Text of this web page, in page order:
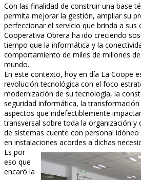
Con las finalidad de construir una base
permita mejorar la gestión, ampliar su
perfeccionar el servicio que brinda a sus
Cooperativa Obrera ha ido creciendo
tiempo que la informática y la
comportamiento de miles de millones
mundo.
En este contexto, hoy en día La Coope
revolución tecnológica con el foco
modernización de su tecnología, la
seguridad informática, la transformación
aspectos que indefectiblemente
transversal sobre toda la organización y
de sistemas cuente con personal
en instalaciones acordes a dichas
Es por
eso que
encaró la